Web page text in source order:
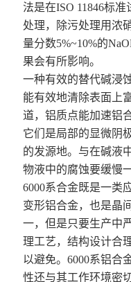
法是在ISO 11846标
处理，除污处理用浓
量分数5%~10%的
果会有所影响。
一种有效的替代碱浸
能有效地清除表面上
道，铝质点能加速铝
它们是局部的显微阴
的发源地。与在碱液
物液中的腐蚀要缓慢一
6000系合金既是一类
变形铝合金，也是晶
一，但是只要生产中
理工艺，结构设计合
以避免。6000系铝合
性还与其工作环境密